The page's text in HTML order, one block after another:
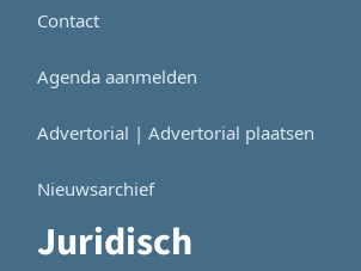
Contact
Agenda aanmelden
Advertorial | Advertorial plaatsen
Nieuwsarchief
Juridisch